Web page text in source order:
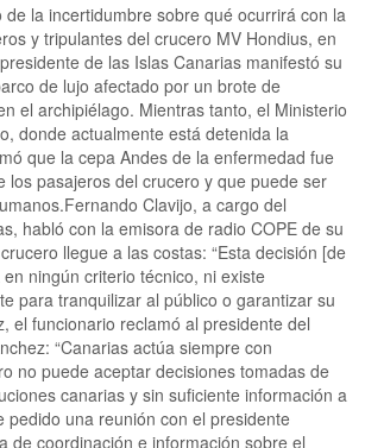
de la incertidumbre sobre qué ocurrirá con la
y tripulantes del crucero MV Hondius, en
de las Islas Canarias manifestó su
de lujo afectado por un brote de
el archipiélago. Mientras tanto, el Ministerio
donde actualmente está detenida la
que la cepa Andes de la enfermedad fue
los pasajeros del crucero y que puede ser
Clavijo, a cargo del
habló con la emisora ​​de radio COPE de su
llegue a las costas: “Esta decisión [de
ningún criterio técnico, ni existe
para tranquilizar al público o garantizar su
el funcionario reclamó al presidente del
“Canarias actúa siempre con
no puede aceptar decisiones tomadas de
canarias y sin suficiente información a
pedido una reunión con el presidente
de coordinación e información sobre el